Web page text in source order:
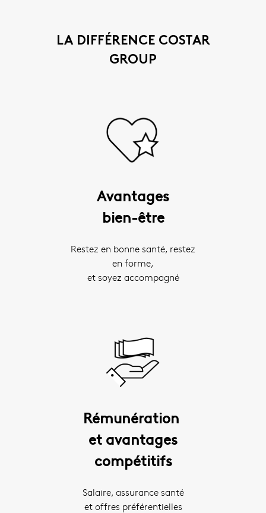
LA DIFFÉRENCE COSTAR
GROUP
Avantages
bien-être
Restez en bonne santé, restez
en forme,
et soyez accompagné
Rémunération
et avantages
compétitifs
Salaire, assurance santé
et offres préférentielles